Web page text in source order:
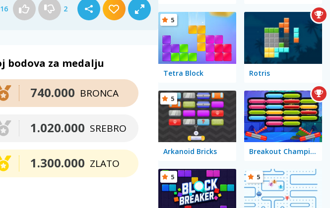
16 2
bodova za medalju
BRONCA
740.000
SREBRO
1.020.000
ZLATO
1.300.000
Tetra Block
5
Rotris
Arkanoid Bricks
5
Breakout Champion
5 5